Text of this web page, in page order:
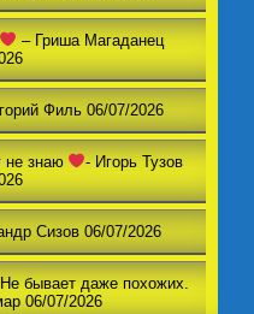
– Гриша Магаданец
Филь 06/07/2026
не знаю
- Игорь Тузов
Сизов 06/07/2026
бывает даже похожих.
06/07/2026